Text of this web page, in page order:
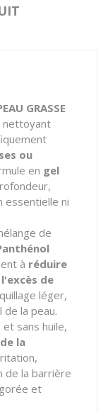
GRASSE
nettoyant
ou
en gel
essentielle ni
de
à réduire
de
léger,
la peau.
sans huile,
la
de la barrière
et